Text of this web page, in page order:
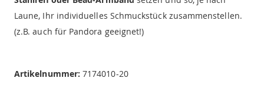
Laune, Ihr individuelles Schmuckstück zusammenstellen.
(z.B. auch für Pandora geeignet!)
Artikelnummer: 7174010-20